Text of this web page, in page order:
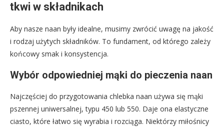
tkwi w składnikach
Aby nasze naan były idealne, musimy zwrócić uwagę na jakość
i rodzaj użytych składników. To fundament, od którego zależy
końcowy smak i konsystencja.
Wybór odpowiedniej mąki do pieczenia naan
Najczęściej do przygotowania chlebka naan używa się mąki
pszennej uniwersalnej, typu 450 lub 550. Daje ona elastyczne
ciasto, które łatwo się wyrabia i rozciąga. Niektórzy miłośnicy